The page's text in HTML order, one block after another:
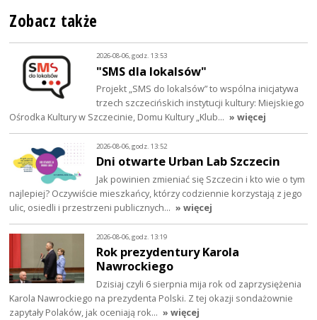
Zobacz także
2026-08-06, godz. 13:53
"SMS dla lokalsów"
Projekt „SMS do lokalsów” to wspólna inicjatywa
trzech szczecińskich instytucji kultury: Miejskiego
Ośrodka Kultury w Szczecinie, Domu Kultury „Klub… » więcej
2026-08-06, godz. 13:52
Dni otwarte Urban Lab Szczecin
Jak powinien zmieniać się Szczecin i kto wie o tym
najlepiej? Oczywiście mieszkańcy, którzy codziennie korzystają z jego
ulic, osiedli i przestrzeni publicznych… » więcej
2026-08-06, godz. 13:19
Rok prezydentury Karola
Nawrockiego
Dzisiaj czyli 6 sierpnia mija rok od zaprzysiężenia
Karola Nawrockiego na prezydenta Polski. Z tej okazji sondażownie
zapytały Polaków, jak oceniają rok… » więcej